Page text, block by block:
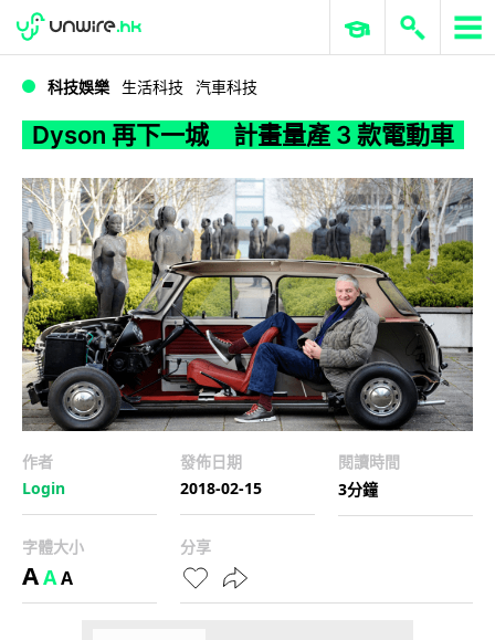
Dyson 再下一城 計畫量產 3 款電動車
WWDC 2026 ERP 與商業 AI
科技娛樂 生活科技 汽車科技
Dyson 再下一城 計畫量產 3 款電動車
作者
Login
發佈日期
2018-02-15
閱讀時間
3分鐘
字體大小
AAA
分享